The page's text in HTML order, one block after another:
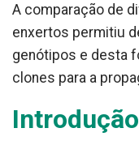
A comparação de
enxertos permitiu
genótipos e desta
clones para a
Introdução